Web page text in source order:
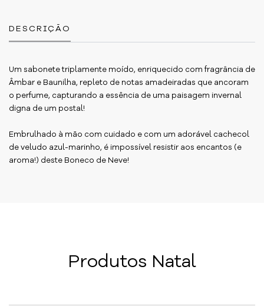
DESCRIÇÃO
Um sabonete triplamente moído, enriquecido com fragrância de
Âmbar e Baunilha, repleto de notas amadeiradas que ancoram
o perfume, capturando a essência de uma paisagem invernal
digna de um postal!
Embrulhado à mão com cuidado e com um adorável cachecol
de veludo azul-marinho, é impossível resistir aos encantos (e
aroma!) deste Boneco de Neve!
Produtos Natal